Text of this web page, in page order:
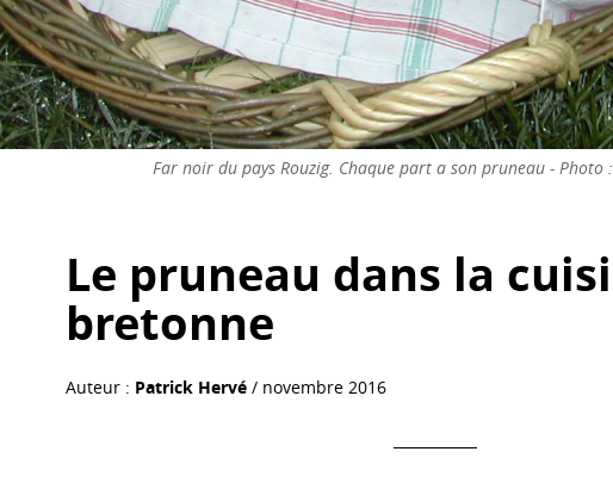
Far noir du pays Rouzig. Chaque part a son pruneau - Photo
Le pruneau dans la
bretonne
Auteur : Patrick Hervé / novembre 2016